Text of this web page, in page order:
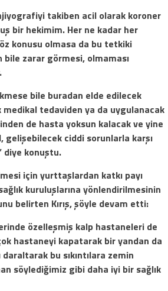
takiben acil olarak koroner
bir hekimim. Her ne kadar her
konusu olmasa da bu tetkiki
bile zarar görmesi, olmaması
bile buradan elde edilecek
medikal tedaviden ya da uygulanacak
de hasta yoksun kalacak ve yine
gelişebilecek ciddi sorunlarla karşı
diye konuştu.
için yurttaşlardan katkı payı
kuruluşlarına yönlendirilmesinin
belirten Kırış, şöyle devam etti:
özelleşmiş kalp hastaneleri de
hastaneyi kapatarak bir yandan da
daraltarak bu sıkıntılara zemin
söylediğimiz gibi daha iyi bir sağlık